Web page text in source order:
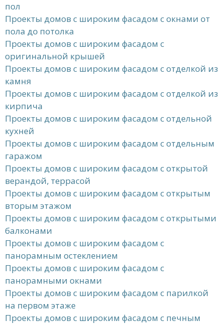
пол
Проекты домов с широким фасадом с окнами от
пола до потолка
Проекты домов с широким фасадом с
оригинальной крышей
Проекты домов с широким фасадом с отделкой из
камня
Проекты домов с широким фасадом с отделкой из
кирпича
Проекты домов с широким фасадом с отдельной
кухней
Проекты домов с широким фасадом с отдельным
гаражом
Проекты домов с широким фасадом с открытой
верандой, террасой
Проекты домов с широким фасадом с открытым
вторым этажом
Проекты домов с широким фасадом с открытыми
балконами
Проекты домов с широким фасадом с
панорамным остеклением
Проекты домов с широким фасадом с
панорамными окнами
Проекты домов с широким фасадом с парилкой
на первом этаже
Проекты домов с широким фасадом с печным